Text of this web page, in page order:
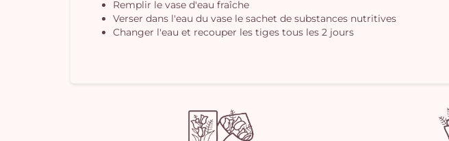
Remplir le vase d'eau fraîche
Verser dans l'eau du vase le sachet de substances nutritives
Changer l'eau et recouper les tiges tous les 2 jours